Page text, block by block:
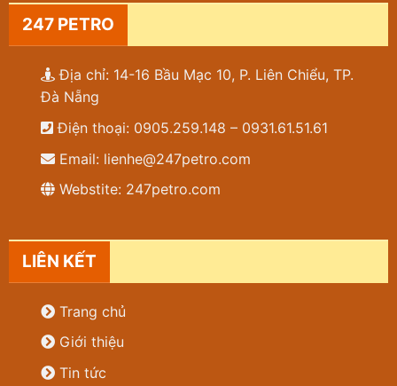
247 PETRO
Địa chỉ: 14-16 Bầu Mạc 10, P. Liên Chiểu, TP.
Đà Nẵng
Điện thoại: 0905.259.148 – 0931.61.51.61
Email: lienhe@247petro.com
Webstite: 247petro.com
LIÊN KẾT
Trang chủ
Giới thiệu
Tin tức